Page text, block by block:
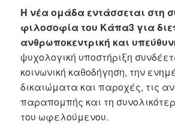
Η νέα ομάδα εντάσσεται στη
φιλοσοφία του Κάπα3 για
ανθρωποκεντρική και
ψυχολογική υποστήριξη
κοινωνική καθοδήγηση, την
δικαιώματα και παροχές, τις
παραπομπής και τη
του ωφελούμενου.